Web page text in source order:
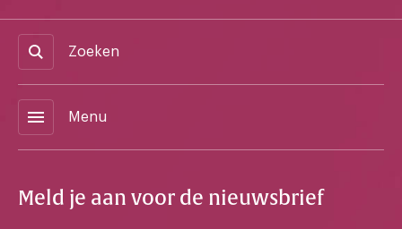
Zoeken
menu Menu
Meld je aan voor de nieuwsbrief